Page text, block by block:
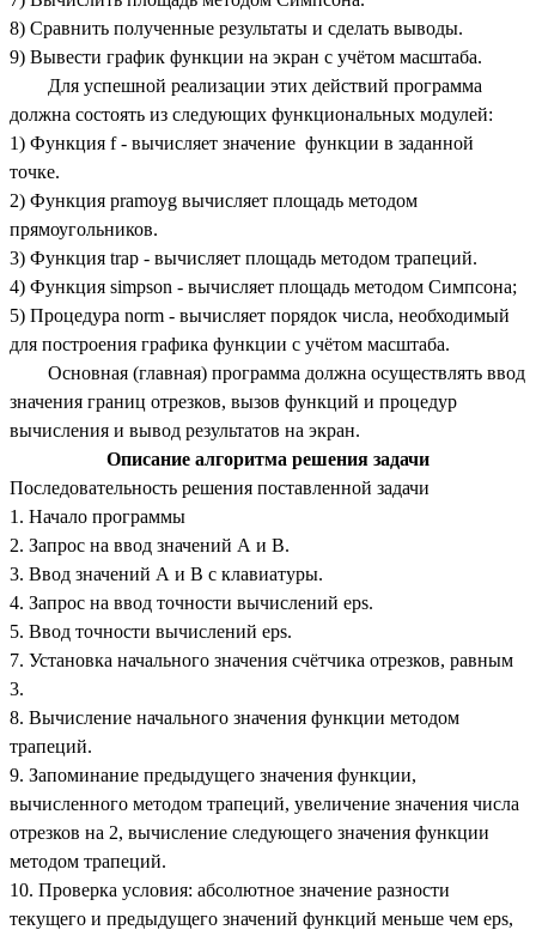
8) Сравнить полученные результаты и сделать выводы.
9) Вывести график функции на экран с учётом масштаба.
Для успешной реализации этих действий программа
должна состоять из следующих функциональных модулей:
1) Функция f - вычисляет значение функции в заданной
точке.
2) Функция pramoyg вычисляет площадь методом
прямоугольников.
3) Функция trap - вычисляет площадь методом трапеций.
4) Функция simpson - вычисляет площадь методом Симпсона;
5) Процедура norm - вычисляет порядок числа, необходимый
для построения графика функции с учётом масштаба.
Основная (главная) программа должна осуществлять ввод
значения границ отрезков, вызов функций и процедур
вычисления и вывод результатов на экран.
Описание алгоритма решения задачи
Последовательность решения поставленной задачи
1. Начало программы
2. Запрос на ввод значений А и В.
3. Ввод значений А и В с клавиатуры.
4. Запрос на ввод точности вычислений eps.
5. Ввод точности вычислений eps.
7. Установка начального значения счётчика отрезков, равным
3.
8. Вычисление начального значения функции методом
трапеций.
9. Запоминание предыдущего значения функции,
вычисленного методом трапеций, увеличение значения числа
отрезков на 2, вычисление следующего значения функции
методом трапеций.
10. Проверка условия: абсолютное значение разности
текущего и предыдущего значений функций меньше чем eps,